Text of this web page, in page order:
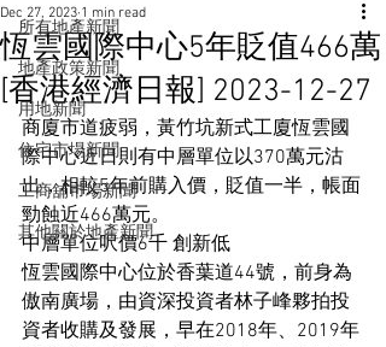
所有地產新聞
地產政策新聞
用地新聞
住宅市場新聞
工商舖市場新聞
其他關於地產新聞
恆雲國際中心5年貶值466萬
[香港經濟日報] 2023-12-27
Dec 27, 2023 1 min read
商廈市道疲弱，黃竹坑新式工廈恆雲國
際中心近日則有中層單位以370萬元沽
出，相較5年前購入價，貶值一半，帳面
勁蝕近466萬元。
中層單位呎價6千 創新低
恆雲國際中心位於香葉道44號，前身為
傲南廣場，由資深投資者林子峰夥拍投
資者收購及發展，早在2018年、2019年